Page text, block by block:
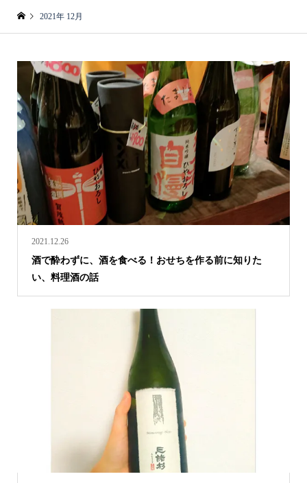
2021年 12月
2021.12.26
酒で酔わずに、酒を食べる！おせちを作る前に知りた
い、料理酒の話